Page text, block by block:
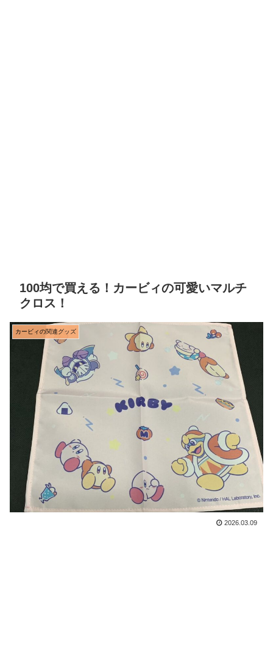
100均で買える！カービィの可愛いマルチ
クロス！
カービィの関連グッズ
2026.03.09